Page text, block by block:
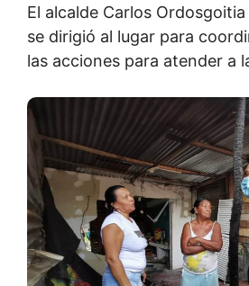
El alcalde Carlos
se dirigió al lugar para
las acciones para atender a